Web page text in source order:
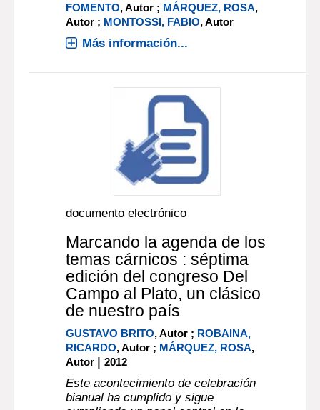
FOMENTO, Autor ; MÁRQUEZ, ROSA,
Autor ; MONTOSSI, FABIO, Autor
Más información...
documento electrónico
Marcando la agenda de los
temas cárnicos : séptima
edición del congreso Del
Campo al Plato, un clásico
de nuestro país
GUSTAVO BRITO, Autor ; ROBAINA,
RICARDO, Autor ; MÁRQUEZ, ROSA,
Autor |2012
Este acontecimiento de celebración
bianual ha cumplido y sigue